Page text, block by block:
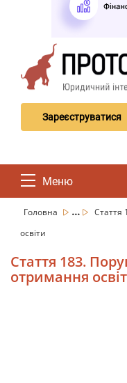
Зареєструватися
Меню
Головна ...
Стаття
освіти
Стаття 183.
отримання